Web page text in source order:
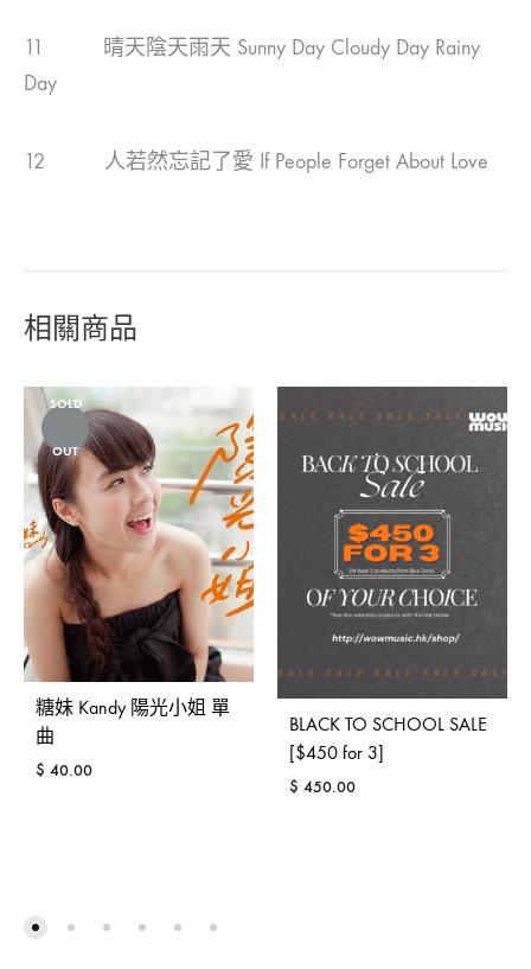
11 晴天陰天雨天 Sunny Day Cloudy Day Rainy
Day
12 人若然忘記了愛 If People Forget About Love
相關商品
SOLD
OUT
糖妹 Kandy 陽光小姐 單
曲
$ 40.00
BLACK TO SCHOOL SALE
[$450 for 3]
$ 450.00